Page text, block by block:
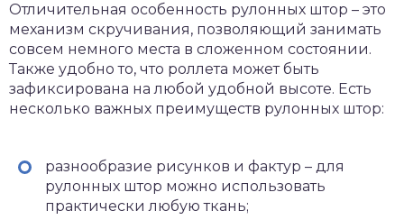
Отличительная особенность рулонных штор – это
механизм скручивания, позволяющий занимать
совсем немного места в сложенном состоянии.
Также удобно то, что роллета может быть
зафиксирована на любой удобной высоте. Есть
несколько важных преимуществ рулонных штор:
разнообразие рисунков и фактур – для
рулонных штор можно использовать
практически любую ткань;